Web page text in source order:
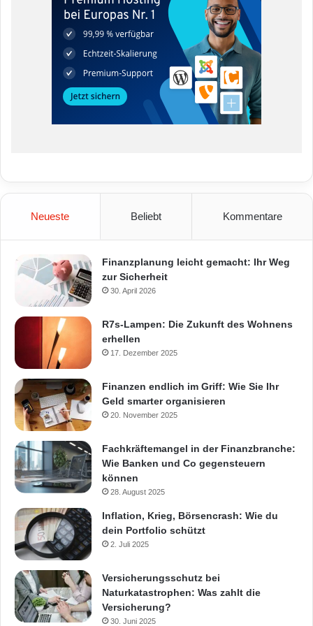
Neueste Beliebt Kommentare
Finanzplanung leicht gemacht: Ihr Weg
zur Sicherheit
30. April 2026
R7s-Lampen: Die Zukunft des Wohnens
erhellen
17. Dezember 2025
Finanzen endlich im Griff: Wie Sie Ihr
Geld smarter organisieren
20. November 2025
Fachkräftemangel in der Finanzbranche:
Wie Banken und Co gegensteuern
können
28. August 2025
Inflation, Krieg, Börsencrash: Wie du
dein Portfolio schützt
2. Juli 2025
Versicherungsschutz bei
Naturkatastrophen: Was zahlt die
Versicherung?
30. Juni 2025